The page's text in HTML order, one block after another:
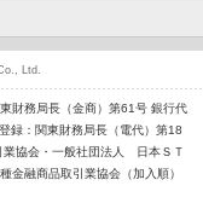
財務局長（金商）第61号 銀行代
録：関東財務局長（電代）第18
協会・一般社団法人 日本ＳＴ
融商品取引業協会（加入順）
Ltd.